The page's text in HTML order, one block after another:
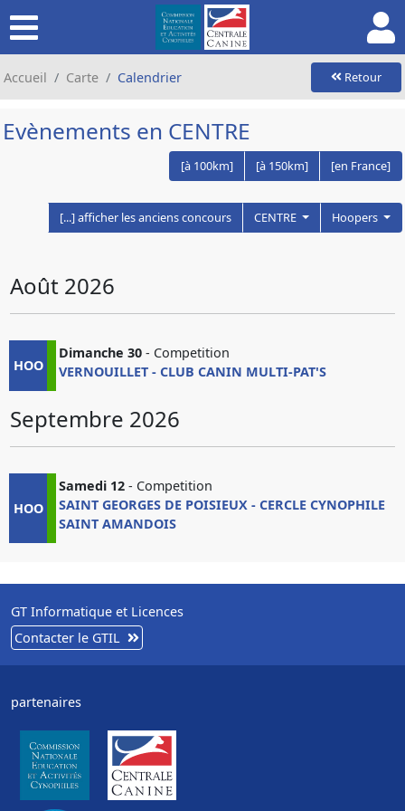
Accueil Carte Calendrier Retour
Evènements en CENTRE
[à 100km] [à 150km] [en France]
[...] afficher les anciens concours CENTRE Hoopers
Août 2026
HOO
Dimanche 30 - Competition
VERNOUILLET - CLUB CANIN MULTI-PAT'S
Septembre 2026
HOO
Samedi 12 - Competition
SAINT GEORGES DE POISIEUX - CERCLE CYNOPHILE
SAINT AMANDOIS
GT Informatique et Licences
Contacter le GTIL
partenaires